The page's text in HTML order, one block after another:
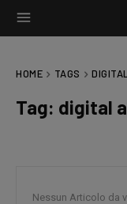
HOME TAGS
Tag: digital
Nessun Articolo da